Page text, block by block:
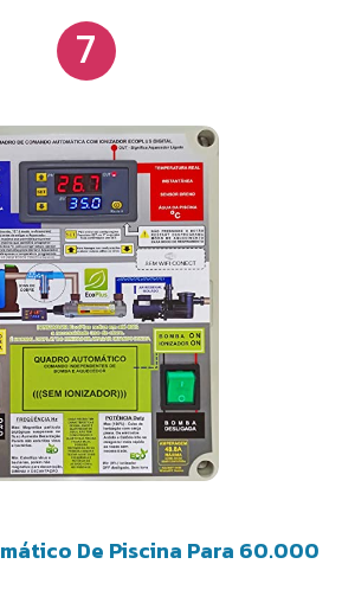
7
De Piscina Para 60.000